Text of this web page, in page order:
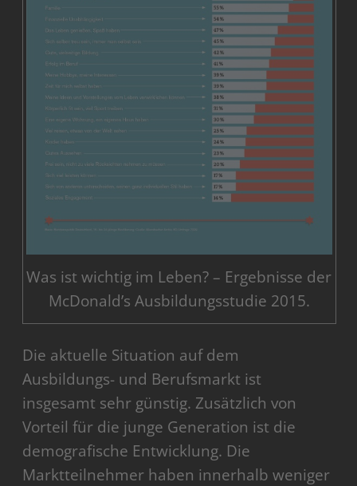
Was ist wichtig im Leben? – Ergebnisse der
McDonald’s Ausbildungsstudie 2015.
Die aktuelle Situation auf dem
Ausbildungs- und Berufsmarkt ist
insgesamt sehr günstig. Zusätzlich von
Vorteil für die junge Generation ist die
demografische Entwicklung. Die
Marktteilnehmer haben innerhalb weniger